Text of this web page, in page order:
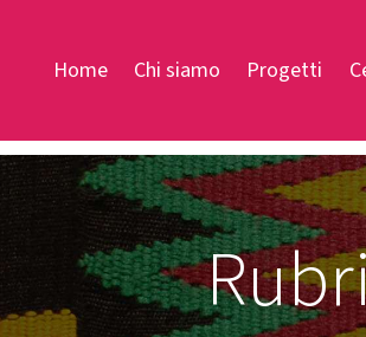
Home Chi siamo Progetti